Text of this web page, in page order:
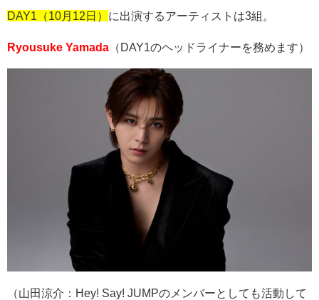
DAY1（10月12日） に出演するアーティストは3組。
Ryousuke Yamada （DAY1のヘッドライナーを務めます）
（山田涼介： Hey! Say! JUMPのメンバーとしても活動して